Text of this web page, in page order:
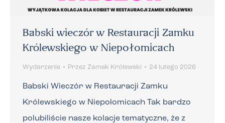
Babski wieczór w Restauracji Zamku
Królewskiego w Niepołomicach
Wydarzenie Przez Zamek Królewski 24 lutego 2026
Babski Wieczór w Restauracji Zamku
Królewskiego w Niepołomicach Tak bardzo
polubiliście nasze kolacje tematyczne, że z